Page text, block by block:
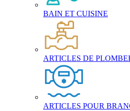
BAIN ET CUISINE
ARTICLES DE
ARTICLES POUR